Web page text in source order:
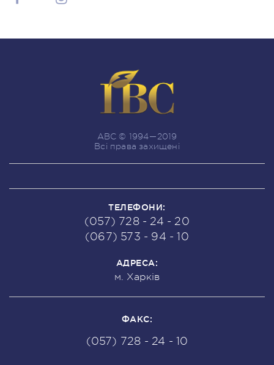
ABC © 1994—2019
Всі права захищені
ТЕЛЕФОНИ:
(057) 728 - 24 - 20
(067) 573 - 94 - 10
АДРЕСА:
м. Харків
ФАКС:
(057) 728 - 24 - 10